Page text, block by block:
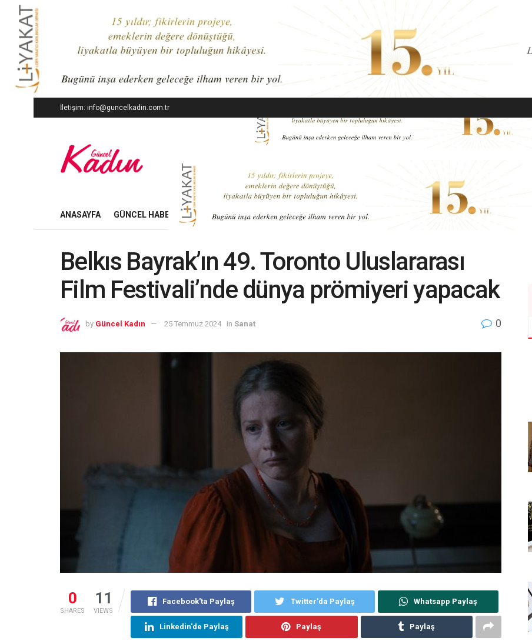
İletişim: info@guncelkadin.com.tr
ANASAYFA GÜNCEL HABERLER İŞ DÜNYASI EKONOMI MODA GÜZELLIK YAŞAM SANAT
Belkıs Bayrak’ın 49. Toronto Uluslararası
Film Festivali’nde dünya prömiyeri yapacak
by Güncel Kadın 25 Temmuz 2024 in Sanat 0
0
SHARES
11
VIEWS
Facebook'ta Paylaş Twitter'da Paylaş Whatsapp Paylaş
Linkedin'de Paylaş Paylaş Paylaş